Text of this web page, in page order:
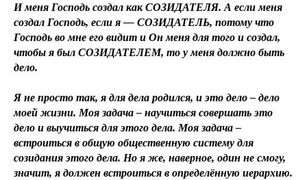
И меня Господь создал как СОЗИДАТЕЛЯ. А если меня
создал Господь, если я — СОЗИДАТЕЛЬ, потому что
Господь во мне его видит и Он меня для того и создал,
чтобы я был СОЗИДАТЕЛЕМ, то у меня должно быть
дело.
Я не просто так, я для дела родился, и это дело – дело
моей жизни. Моя задача – научиться совершать это
дело и выучиться для этого дела. Моя задача –
встроиться в общую общественную систему для
созидания этого дела. Но я же, наверное, один не смогу,
значит, я должен встроиться в определённую иерархию.